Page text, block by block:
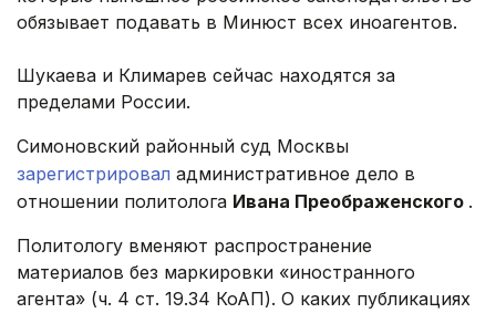
обязывает подавать в Минюст всех иноагентов.
Шукаева и Климарев сейчас находятся за
пределами России.
Симоновский районный суд Москвы
зарегистрировал административное дело в
отношении политолога Ивана Преображенского .
Политологу вменяют распространение
материалов без маркировки «иностранного
агента» (ч. 4 ст. 19.34 КоАП). О каких публикациях